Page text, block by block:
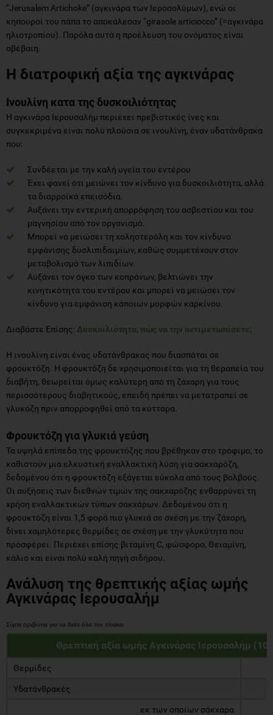
“Jerusalem Artichoke” (αγκινάρα των Ιεροσολύμων), ενώ οι
κηπουροί του πάπα το αποκάλεσαν “girasole articiocco” (=αγκινάρα
ηλιοτροπίου). Παρόλα αυτά η προέλευση του ονόματος είναι
αβέβαιη.
Η διατροφική αξία της αγκινάρας
Ινουλίνη κατα της δυσκοιλιότητας
Η αγκινάρα Ιερουσαλήμ περιέχει πρεβιοτικές ίνες και
συγκεκριμένα είναι πολύ πλούσια σε ινουλίνη, έναν υδατάνθρακα
που:
Συνδέεται με την καλή υγεία του εντέρου
Έχει φανεί ότι μειώνει τον κίνδυνο για δυσκοιλιότητα, αλλά
τα διαρροϊκά επεισόδια.
Αυξάνει την εντερική απορρόφηση του ασβεστίου και του
μαγνησίου από τον οργανισμό.
Μπορεί να μειώσει τη χοληστερόλη και τον κίνδυνο
εμφάνισης δυσλιπιδαιμίων, καθώς συμμετέχουν στον
μεταβολισμό των λιπιδίων.
Αυξάνει τον όγκο των κοπράνων, βελτιώνει την
κινητικότητα του εντέρου και μπορεί να μειώσει τον
κίνδυνο για εμφάνιση κάποιων μορφών καρκίνου.
Διαβάστε Επίσης: Δυσκοιλιότητα, πώς να την αντιμετωπίσετε;
H ινουλίνη είναι ένας υδατάνθρακας που διασπάται σε
φρουκτόζη. Η φρουκτόζη δε χρησιμοποιείται για τη θεραπεία του
διαβήτη, θεωρείται όμως καλύτερη από τη ζάχαρη για τους
περισσότερους διαβητικούς, επειδή πρέπει να μετατραπεί σε
γλυκόζη πριν απορροφηθεί από τα κύτταρα.
Φρουκτόζη για γλυκιά γεύση
Τα υψηλά επίπεδα της φρουκτόζης που βρέθηκαν στο τρόφιμο, το
καθιστούν μια ελκυστική εναλλακτική λύση για σακχαρόζη,
δεδομένου ότι η φρουκτόζη εξάγεται εύκολα από τους βολβούς.
Οι αυξήσεις των διεθνών τιμών της σακχαρόζης ενθαρρύνει τη
χρήση εναλλακτικών τύπων σακχάρων. Δεδομένου ότι η
φρουκτόζη είναι 1,5 φορά πιο γλυκιά σε σχέση με την ζάχαρη,
δίνει χαμηλότερες θερμίδες σε σχέση με την γλυκύτητα που
προσφέρει. Περιέχει επίσης βιταμίνη C, φώσφορο, Θειαμίνη,
κάλιο και είναι πολύ καλή πηγή σιδήρου.
Ανάλυση της θρεπτικής αξίας ωμής
Αγκινάρας Ιερουσαλήμ
Θρεπτική αξία ωμής Αγκινάρας Ιερουσαλήμ
Θερμίδες
Υδατάνθρακές
εκ των οποίων σάκχαρα